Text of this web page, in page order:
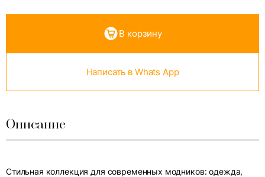
В корзину
Написать в Whats App
Описание
Стильная коллекция для современных модников: одежда,